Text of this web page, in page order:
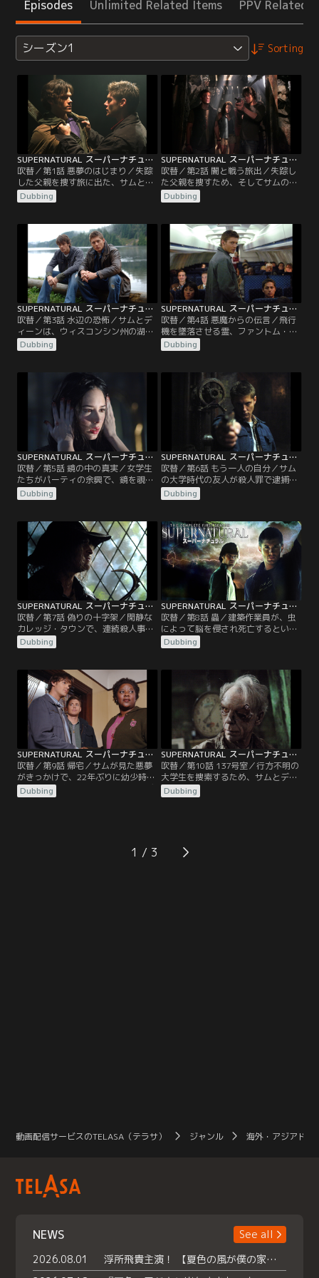
Episodes Unlimited Related Items PPV Related
シーズン1 Sorting
SUPERNATURAL スーパーナチュラル シーズン1 第01話／吹替
吹替／第1話 悪夢のはじまり／失踪
した父親を捜す旅に出た、サムとデ
ィーンのウィンチェスター兄弟。父
親の残したメッセージに導かれる二
っているカリフォルニアの町へと向
かい、そこで白い服を着た女性の伝
説と対峙する。かくしてサムとディ
ーンの本当の旅が始まった。
Dubbing
SUPERNATURAL スーパーナチュラル シーズン1 第02話／吹替
吹替／第2話 闇と戦う旅出／失踪し
た父親を捜すため、そしてサムの恋
人ジェシカの命を奪った、未知なる
邪悪の力を解明するため、決意を新
事件を捜査するため、コロラド州の
森にやってきた二人は、ネイティ
ブ・アメリカンの伝説に登場する怪
物ウェンディゴと遭遇する。
Dubbing
SUPERNATURAL スーパーナチュラル シーズン1 第03話／吹替
吹替／第3話 水辺の恐怖／サムとデ
ィーンは、ウィスコンシン州の湖で
起こっている、不可解な連続溺死事
件の捜査を開始する。やがて二人
事件の原因であることを突き止め
る。一方、過去のトラウマから心を
閉ざしてしまった少年が、次の被害
者を予知できることがわかるが…。
Dubbing
SUPERNATURAL スーパーナチュラル シーズン1 第04話／吹替
吹替／第4話 悪魔からの伝言／飛行
機を墜落させる霊、ファントム・ト
ラベラーに取り憑かれた男によって
旅客機が墜落する事件が発生する。
に、ファントム・トラベラーを清め
ようとする二人。しかし、この除霊
を行うためには、他の便の機上で行
うしかないことが明らかになる。
Dubbing
SUPERNATURAL スーパーナチュラル シーズン1 第05話／吹替
吹替／第5話 鏡の中の真実／女学生
たちがパーティの余興で、鏡を覗き
込み「血まみれ・メアリー、血まみ
れ・メアリー、血まみれ・メアリ
リーを呼び出してしまう。鏡などの
反射面を移動することができる血ま
みれ・メアリーを相手に、サムとデ
ィーンの死闘が始まる。
Dubbing
SUPERNATURAL スーパーナチュラル シーズン1 第06話／吹替
吹替／第6話 もう一人の自分／サム
の大学時代の友人が殺人罪で逮捕さ
れ、サムとディーンが捜査に乗り出
す。やがて今回の事件が、あらゆる
物、シェイプ・シフターの仕業であ
ることを突き止める二人だったが、
シェイプ・シフターはなんとディー
ンの姿に化け、殺人を続けようとす
るのだった。
Dubbing
SUPERNATURAL スーパーナチュラル シーズン1 第07話／吹替
吹替／第7話 偽りの十字架／閑静な
カレッジ・タウンで、連続殺人事件
が発生。事件の捜査を開始したサム
とディーンは、事件の犯人は鋭いフ
き続けてきた怪物フックマンである
ことを知る。そして、犠牲者が地元
の牧師の娘と繋がりがあることに気
づく二人だったが…。
Dubbing
SUPERNATURAL スーパーナチュラル シーズン1 第08話／吹替
吹替／第8話 蟲／建築作業員が、虫
によって脳を侵され死亡するという
事件が発生。事件の解明に当たるサ
ムとディーンは、町の歴史を調査
が土地開発されていることを突き止
める。土地の呪いを解き、人を死に
至らしめる虫たちを駆除する方法
を、二人は考えなければならない。
Dubbing
SUPERNATURAL スーパーナチュラル シーズン1 第09話／吹替
吹替／第9話 帰宅／サムが見た悪夢
がきっかけで、22年ぶりに幼少時代
を過ごした家に帰ってきたサムとデ
ィーン。家には夢で見たとおりの女
そが二人の母メアリーの命を奪った
Dubbing
SUPERNATURAL スーパーナチュラル シーズン1 第10話／吹替
吹替／第10話 137号室／行方不明の
大学生を捜索するため、サムとディ
ーンは、廃墟となった精神病院の調
査を開始する。やがて、かつての入
り憑かれてしまうのだった。
Dubbing
1
動画配信サービスのTELASA（テラサ） ジャンル 海外・アジアドラ
NEWS
See all
2026.08.01
浮所飛貴主演！ 【夏色の風が僕の家にやってきた】 本日よりテラサで独占配信スタート！